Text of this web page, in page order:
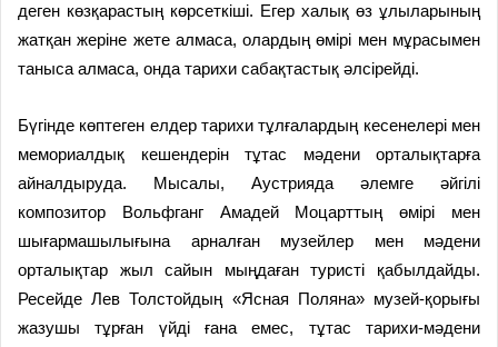
деген көзқарастың көрсеткіші. Егер халық өз ұлыларының
жатқан жеріне жете алмаса, олардың өмірі мен мұрасымен
таныса алмаса, онда тарихи сабақтастық әлсірейді.
Бүгінде көптеген елдер тарихи тұлғалардың кесенелері мен
мемориалдық кешендерін тұтас мәдени орталықтарға
айналдыруда. Мысалы, Аустрияда әлемге әйгілі
композитор Вольфганг Амадей Моцарттың өмірі мен
шығармашылығына арналған музейлер мен мәдени
орталықтар жыл сайын мыңдаған туристі қабылдайды.
Ресейде Лев Толстойдың «Ясная Поляна» музей-қорығы
жазушы тұрған үйді ғана емес, тұтас тарихи-мәдени